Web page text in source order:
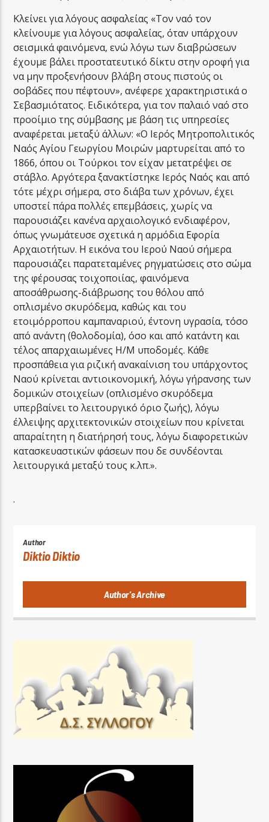
Κλείνει για λόγους ασφαλείας «Τον ναό τον
κλείνουμε για λόγους ασφαλείας, όταν υπάρχουν
σεισμικά φαινόμενα, ενώ λόγω των διαβρώσεων
έχουμε βάλει προστατευτικό δίκτυ στην οροφή για
να μην προξενήσουν βλάβη στους πιστούς οι
σοβάδες που πέφτουν», ανέφερε χαρακτηριστικά ο
Σεβασμιότατος. Ειδικότερα, για τον παλαιό ναό στο
προοίμιο της σύμβασης με βάση τις υπηρεσίες
αναφέρεται μεταξύ άλλων: «Ο Ιερός Μητροπολιτικός
Ναός Αγίου Γεωργίου Μοιρών μαρτυρείται από το
1866, όπου οι Τούρκοι τον είχαν μετατρέψει σε
στάβλο. Αργότερα ξανακτίστηκε Ιερός Ναός και από
τότε μέχρι σήμερα, στο διάβα των χρόνων, έχει
υποστεί πάρα πολλές επεμβάσεις, χωρίς να
παρουσιάζει κανένα αρχαιολογικό ενδιαφέρον,
όπως γνωμάτευσε σχετικά η αρμόδια Εφορία
Αρχαιοτήτων. Η εικόνα του Ιερού Ναού σήμερα
παρουσιάζει παρατεταμένες ρηγματώσεις στο σώμα
της φέρουσας τοιχοποιίας, φαινόμενα
αποσάθρωσης-διάβρωσης του θόλου από
οπλισμένο σκυρόδεμα, καθώς και του
ετοιμόρροπου καμπαναριού, έντονη υγρασία, τόσο
από ανάντη (θολοδομία), όσο και από κατάντη και
τέλος απαρχαιωμένες Η/Μ υποδομές. Κάθε
προσπάθεια για ριζική ανακαίνιση του υπάρχοντος
Ναού κρίνεται αντιοικονομική, λόγω γήρανσης των
δομικών στοιχείων (οπλισμένο σκυρόδεμα
υπερβαίνει το λειτουργικό όριο ζωής), λόγω
έλλειψης αρχιτεκτονικών στοιχείων που κρίνεται
απαραίτητη η διατήρησή τους, λόγω διαφορετικών
κατασκευαστικών φάσεων που δε συνδέονται
λειτουργικά μεταξύ τους κ.λπ.».
.
Author
Diktio Diktio
Author's Archive